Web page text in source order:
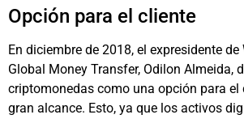
Opción para el cliente
En diciembre de 2018, el expresidente de
Global Money Transfer, Odilon Almeida,
criptomonedas como una opción para el
gran alcance. Esto, ya que los activos